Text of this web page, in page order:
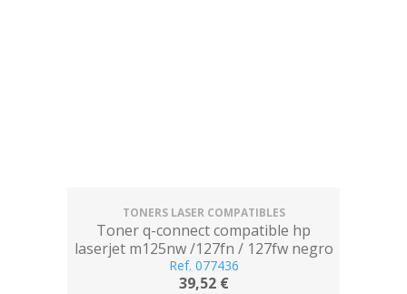
TONERS LASER COMPATIBLES
Toner q-connect compatible hp
laserjet m125nw /127fn / 127fw negro
-1.500 pag-
Ref. 077436
39,52 €